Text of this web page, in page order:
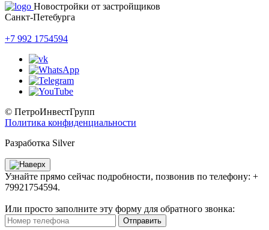
Новостройки от застройщиков
Санкт-Петебурга
+7 992 1754594
© ПетроИнвестГрупп
Политика конфиденциальности
Разработка Silver
Узнайте прямо сейчас подробности, позвонив по телефону: +
79921754594.
Или просто заполните эту форму для обратного звонка:
Отправить